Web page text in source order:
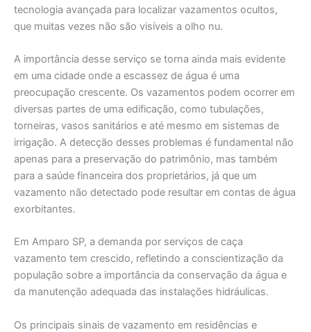
tecnologia avançada para localizar vazamentos ocultos,
que muitas vezes não são visíveis a olho nu.
A importância desse serviço se torna ainda mais evidente
em uma cidade onde a escassez de água é uma
preocupação crescente. Os vazamentos podem ocorrer em
diversas partes de uma edificação, como tubulações,
torneiras, vasos sanitários e até mesmo em sistemas de
irrigação. A detecção desses problemas é fundamental não
apenas para a preservação do patrimônio, mas também
para a saúde financeira dos proprietários, já que um
vazamento não detectado pode resultar em contas de água
exorbitantes.
Em Amparo SP, a demanda por serviços de caça
vazamento tem crescido, refletindo a conscientização da
população sobre a importância da conservação da água e
da manutenção adequada das instalações hidráulicas.
Os principais sinais de vazamento em residências e